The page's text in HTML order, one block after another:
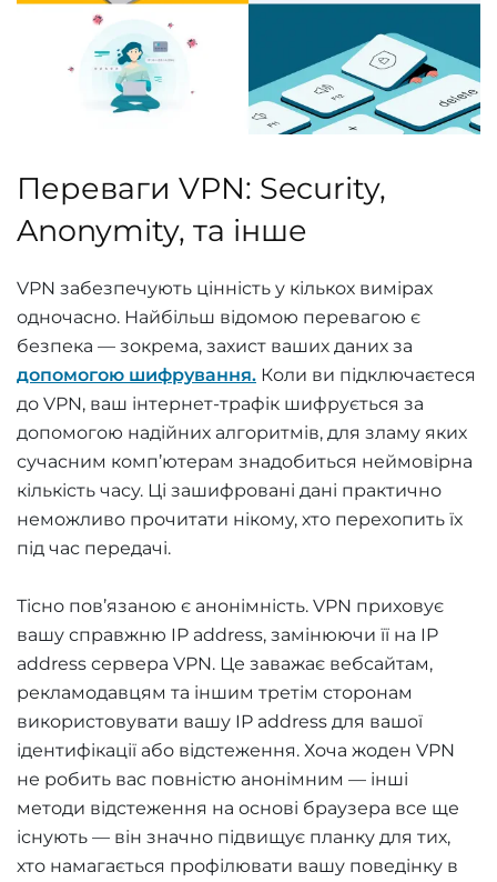
Переваги VPN: Security,
Anonymity, та інше
VPN забезпечують цінність у кількох вимірах
одночасно. Найбільш відомою перевагою є
безпека — зокрема, захист ваших даних за
допомогою шифрування. Коли ви підключаєтеся
до VPN, ваш інтернет-трафік шифрується за
допомогою надійних алгоритмів, для зламу яких
сучасним комп’ютерам знадобиться неймовірна
кількість часу. Ці зашифровані дані практично
неможливо прочитати нікому, хто перехопить їх
під час передачі.
Тісно пов’язаною є анонімність. VPN приховує
вашу справжню IP address, замінюючи її на IP
address сервера VPN. Це заважає вебсайтам,
рекламодавцям та іншим третім сторонам
використовувати вашу IP address для вашої
ідентифікації або відстеження. Хоча жоден VPN
не робить вас повністю анонімним — інші
методи відстеження на основі браузера все ще
існують — він значно підвищує планку для тих,
хто намагається профілювати вашу поведінку в